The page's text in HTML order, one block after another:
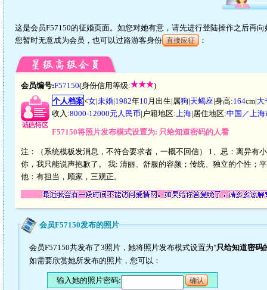
这是会员F57150的征婚页面。如您对她有意，请先进行登陆操作之后再
您暂时无意成为会员，也可以过路游客身份 直接应征 ：
会员编号:F57150(身份信用等级:
)
个人档案<女|未婚|1982年10 月出生|属狗|天蝎座|身高:164cm|大
收入:8000-12000元人民币|户籍地区:上海|居住地区:中国／上
F57150将照片发布模式设置为: 只给知道密码的人看
注：（系统模板发消息，不符合要求者，一概不回信） 1、忌：离异有
你，我只能说声抱歉了。 我: 清丽、舒服的容颜；传统、独立的个性；
他：有担当，顾家，三观正。
会员F57150发布的照片
会员F57150共发布了3照片，她将照片发布模式设置为"只给知道密码
如需要欣赏她所发布的照片，您可以：
输入她的照片密码:
确认